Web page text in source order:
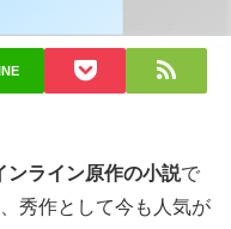
ンライン原作の小説で
秀作として今も人気が